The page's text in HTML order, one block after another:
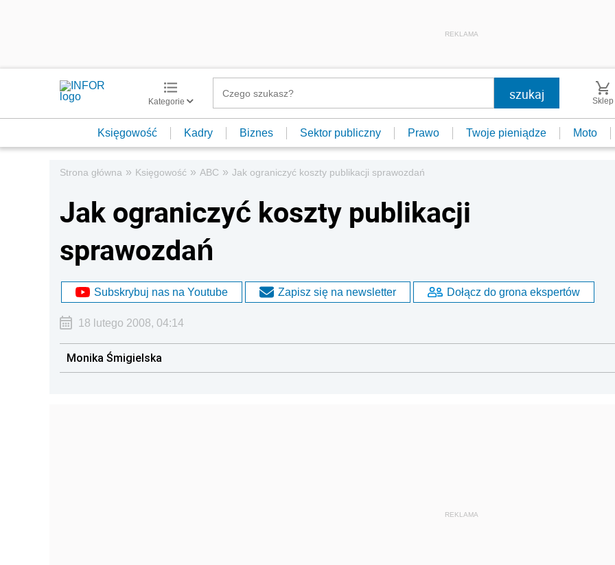
REKLAMA
Kategorie Sklep
Księgowość Kadry Biznes Sektor publiczny Prawo Twoje pieniądze Moto
Strona główna » Księgowość » ABC » Jak ograniczyć koszty publikacji sprawozdań
Jak ograniczyć koszty publikacji
sprawozdań
Subskrybuj nas na Youtube Zapisz się na newsletter Dołącz do grona ekspertów
18 lutego 2008, 04:14
Monika Śmigielska